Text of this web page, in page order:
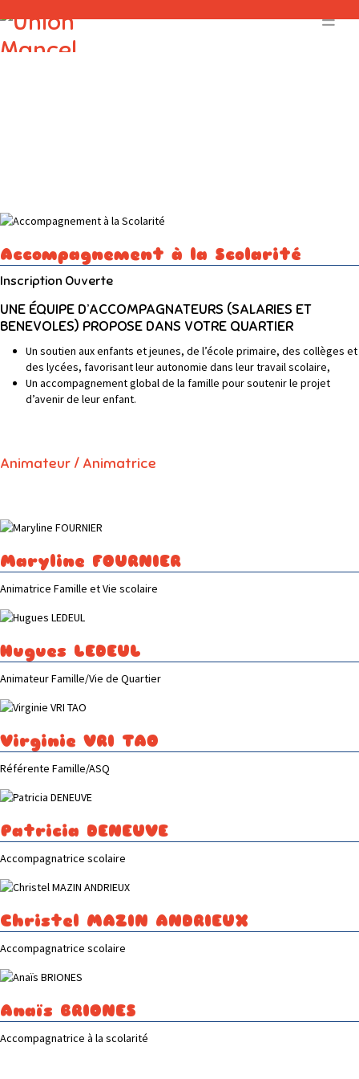
Accompagnement à la Scolarité
Inscription Ouverte
UNE ÉQUIPE D’ACCOMPAGNATEURS (SALARIES ET
BENEVOLES) PROPOSE DANS VOTRE QUARTIER
Un soutien aux enfants et jeunes, de l’école primaire, des collèges et
des lycées, favorisant leur autonomie dans leur travail scolaire,
Un accompagnement global de la famille pour soutenir le projet
d’avenir de leur enfant.
Animateur / Animatrice
Maryline FOURNIER
Animatrice Famille et Vie scolaire
Hugues LEDEUL
Animateur Famille/Vie de Quartier
Virginie VRI TAO
Référente Famille/ASQ
Patricia DENEUVE
Accompagnatrice scolaire
Christel MAZIN ANDRIEUX
Accompagnatrice scolaire
Anaïs BRIONES
Accompagnatrice à la scolarité